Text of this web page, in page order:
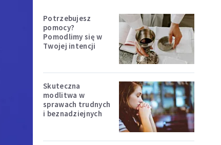
Potrzebujesz
pomocy?
Pomodlimy się w
Twojej intencji
Skuteczna
modlitwa w
sprawach trudnych
i beznadziejnych